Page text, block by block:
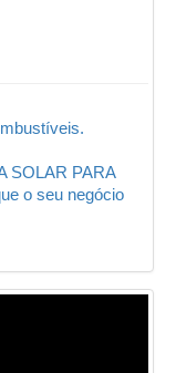
SOLAR PARA
o seu negócio